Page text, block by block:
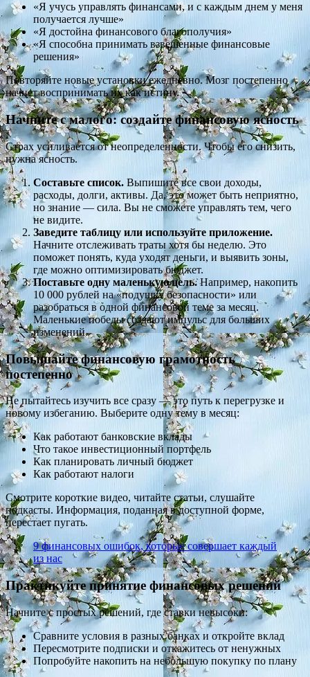
«Я учусь управлять финансами, и с каждым днем у меня
получается лучше»
«Я достойна финансового благополучия»
«Я способна принимать взвешенные финансовые
решения»
Повторяйте новые установки ежедневно. Мозг постепенно
начнет воспринимать их как истину.
Начните с малого: создайте финансовую ясность
Страх усиливается от неопределенности. Чтобы его снизить,
нужна ясность.
Составьте список. Выпишите все свои доходы,
расходы, долги, активы. Да, это может быть неприятно,
но знание — сила. Вы не сможете управлять тем, чего
не видите.
Заведите таблицу или используйте приложение.
Начните отслеживать траты хотя бы неделю. Это
поможет понять, куда уходят деньги, и выявить зоны,
где можно оптимизировать бюджет.
Поставьте одну маленькую цель.Например, накопить
10 000 рублей на «подушку безопасности» или
разобраться в одной финансовой теме за месяц.
Маленькие победы создают импульс для больших
изменений.
Повышайте финансовую грамотность
постепенно
Не пытайтесь изучить все сразу — это путь к перегрузке и
новому избеганию. Выберите одну тему в месяц:
Как работают банковские вклады
Что такое инвестиционный портфель
Как планировать личный бюджет
Как работают налоги
Смотрите короткие видео, читайте статьи, слушайте
подкасты. Информация, поданная в доступной форме,
перестает пугать.
9 финансовых ошибок, которые совершает каждый
из нас
Практикуйте принятие финансовых решений
Начните с простых решений, где ставки невысоки:
Сравните условия в разных банках и откройте вклад
Пересмотрите подписки и откажитесь от ненужных
Попробуйте накопить на небольшую покупку по плану